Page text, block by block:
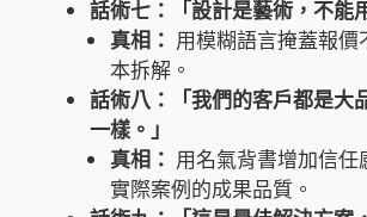
光纖網路
TP-Link TAIWAN(普聯技術)
PHP程式設計
話術七：「設計是藝術，不能
真相： 用模糊語言掩蓋報
本拆解。
話術八：「我們的客戶都是大
一樣。」
真相： 用名氣背書增加信任
實際案例的成果品質。